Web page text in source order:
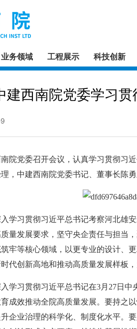
业务领域 工程展示 科技创新
建西南院党委学习
党委召开会议，认真学习贯彻习近
，中建西南院党委书记、董事长陈勇
习贯彻习近平总书记考察河北雄安
量发展要求，坚守央企责任与担当
牢等核心领域，以更专业的设计、
代创新高地和推动高质量发展样板
习贯彻习近平总书记在3月27日中
成效推动全院高质量发展。要持之
企业治理的科学化、制度化水平。